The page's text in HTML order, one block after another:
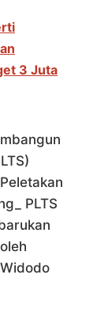
3 Juta
PLTS